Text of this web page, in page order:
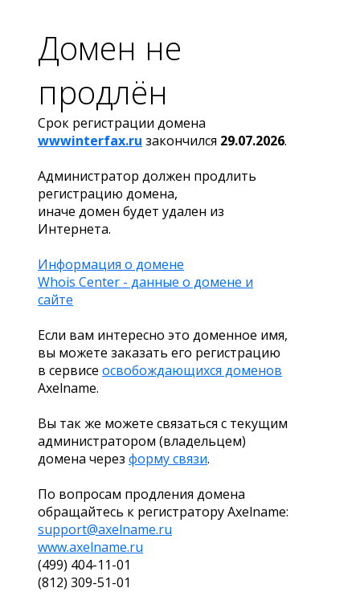
Домен не
продлён
Срок регистрации домена
wwwinterfax.ru закончился 29.07.2026.
Администратор должен продлить
регистрацию домена,
иначе домен будет удален из
Интернета.
Информация о домене
Whois Center - данные о домене и
сайте
Если вам интересно это доменное имя,
вы можете заказать его регистрацию
в сервисе освобождающихся доменов
Axelname.
Вы так же можете связаться с текущим
администратором (владельцем)
домена через форму связи.
По вопросам продления домена
обращайтесь к регистратору Axelname:
support@axelname.ru
www.axelname.ru
(499) 404-11-01
(812) 309-51-01